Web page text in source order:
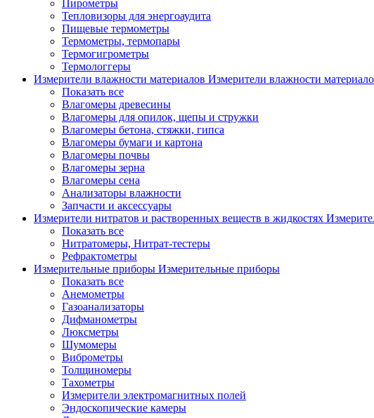
Пирометры
Тепловизоры для энергоаудита
Пищевые термометры
Термометры, термопары
Термогигрометры
Термологгеры
Измерители влажности материалов Измерители влажности
Показать все
Влагомеры древесины
Влагомеры для опилок, щепы и стружки
Влагомеры бетона, стяжки, гипса
Влагомеры бумаги и картона
Влагомеры почвы
Влагомеры зерна
Влагомеры сена
Анализаторы влажности
Запчасти и аксессуары
Измерители нитратов и растворенных веществ в жидкостях
Показать все
Нитратомеры, Нитрат-тестеры
Рефрактометры
Измерительные приборы Измерительные приборы
Показать все
Анемометры
Газоанализаторы
Дифманометры
Люксметры
Шумомеры
Виброметры
Толщиномеры
Тахометры
Измерители электромагнитных полей
Эндоскопические камеры